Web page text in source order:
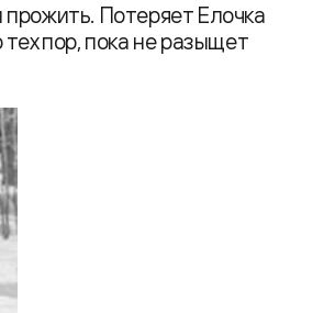
Потеряет Елочка
пор, пока не разыщет